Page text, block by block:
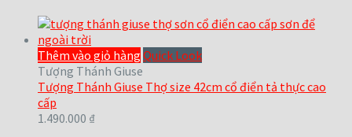
Thêm vào giỏ hàng Quick Look
Tượng Thánh Giuse
Tượng Thánh Giuse Thợ size 42cm cổ điển tả thực cao
cấp
1.490.000 ₫